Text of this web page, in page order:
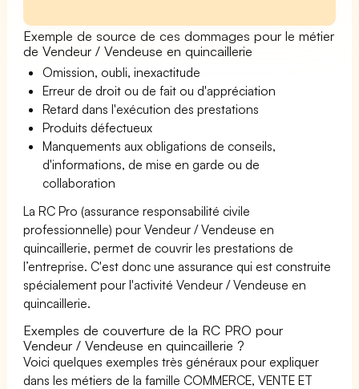
Exemple de source de ces dommages pour le métier
de Vendeur / Vendeuse en quincaillerie
Omission, oubli, inexactitude
Erreur de droit ou de fait ou d'appréciation
Retard dans l'exécution des prestations
Produits défectueux
Manquements aux obligations de conseils,
d'informations, de mise en garde ou de
collaboration
La RC Pro (assurance responsabilité civile
professionnelle) pour Vendeur / Vendeuse en
quincaillerie, permet de couvrir les prestations de
l’entreprise. C'est donc une assurance qui est construite
spécialement pour l'activité Vendeur / Vendeuse en
quincaillerie.
Exemples de couverture de la RC PRO pour
Vendeur / Vendeuse en quincaillerie ?
Voici quelques exemples très généraux pour expliquer
dans les métiers de la famille COMMERCE, VENTE ET